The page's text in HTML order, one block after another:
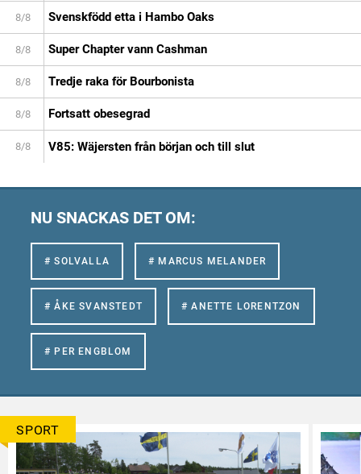
8/8 Svenskfödd etta i Hambo Oaks
8/8 Super Chapter vann Cashman
8/8 Tredje raka för Bourbonista
8/8 Fortsatt obesegrad
8/8 V85: Wäjersten från början och till slut
NU SNACKAS DET OM:
# SOLVALLA # MARCUS MELANDER
# ÅKE SVANSTEDT # ANETTE LORENTZON
# PER ENGBLOM
SPORT